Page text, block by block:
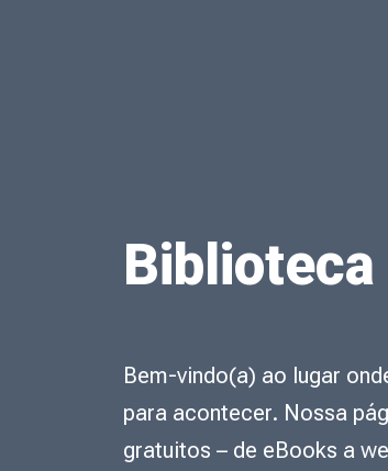
Bem-vindo(a) ao lugar
para acontecer. Nossa
gratuitos – de eBooks a